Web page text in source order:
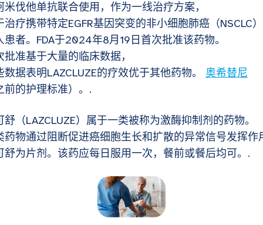
米伐他单抗联合使用，作为一线治疗方案，
治疗携带特定EGFR基因突变的非小细胞肺癌（NSCLC）
患者。FDA于2024年8月19日首次批准该药物。
批准基于大量的临床数据，
数据表明LAZCLUZE的疗效优于其他药物。 奥希替尼
前的护理标准）。.
舒（LAZCLUZE）属于一类被称为激酶抑制剂的药物。
药物通过阻断促进癌细胞生长和扩散的异常信号发挥作
舒为片剂。该药应每日服用一次，餐前或餐后均可。.